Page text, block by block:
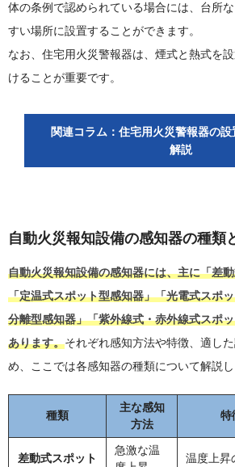
体の条例で認められている場合には、台所
すい場所に設置することができます。
なお、住宅用火災警報器は、煙式と熱式を
けることが重要です。
関連コラム：住宅用火災警報器の
解説
自動火災報知設備の感知器の種類
自動火災報知設備の感知器には、主に「差
「定温式スポット型感知器」「光電式スポ
分離型感知器」「紫外線式・赤外線式スポ
あります。それぞれ感知方法や特徴、適し
め、ここでは各感知器の種類について解説し
種類
主な感知
方法
特
差動式スポット
急激な温
温度上昇